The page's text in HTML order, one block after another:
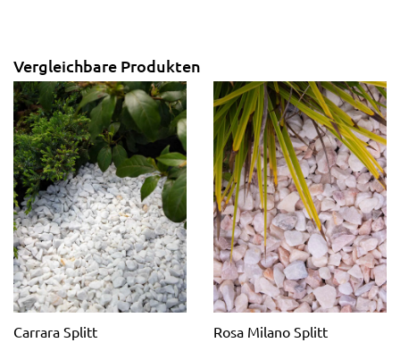
Vergleichbare Produkten
Carrara Splitt
Rosa Milano Splitt